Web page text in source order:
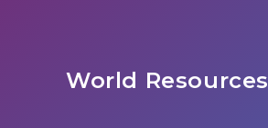
World Resources